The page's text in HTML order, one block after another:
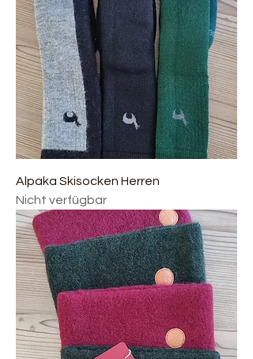
Alpaka Skisocken Herren
Nicht verfügbar